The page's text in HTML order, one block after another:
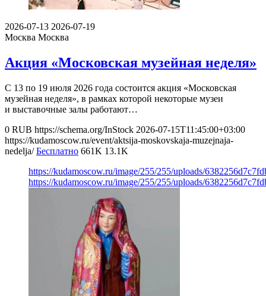
2026-07-13 2026-07-19
Москва Москва
Акция «Московская музейная неделя»
С 13 по 19 июля 2026 года состоится акция «Московская
музейная неделя», в рамках которой некоторые музеи
и выставочные залы работают…
0 RUB https://schema.org/InStock 2026-07-15T11:45:00+03:00
https://kudamoscow.ru/event/aktsija-moskovskaja-muzejnaja-
nedelja/ Бесплатно 661K 13.1K
https://kudamoscow.ru/image/255/255/uploads/
https://kudamoscow.ru/image/255/255/uploads/